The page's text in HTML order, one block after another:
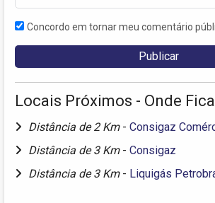
Concordo em tornar meu comentário
Locais Próximos - Onde
Distância de 2 Km - Consigaz
Distância de 3 Km - Consigaz
Distância de 3 Km - Liquigás